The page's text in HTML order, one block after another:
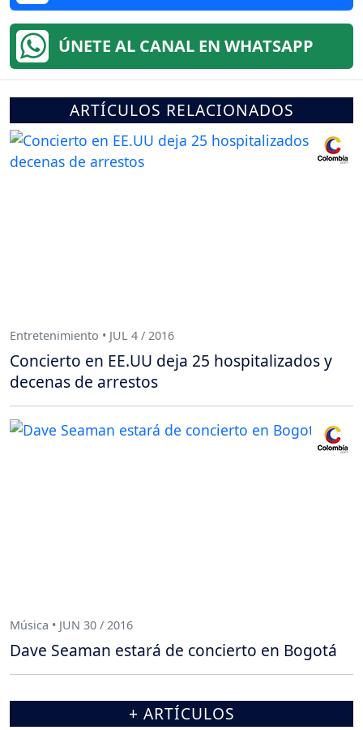
ÚNETE AL CANAL EN WHATSAPP
ARTÍCULOS RELACIONADOS
Entretenimiento • JUL 4 / 2016
Concierto en EE.UU deja 25 hospitalizados y
decenas de arrestos
Música • JUN 30 / 2016
Dave Seaman estará de concierto en Bogotá
+ ARTÍCULOS